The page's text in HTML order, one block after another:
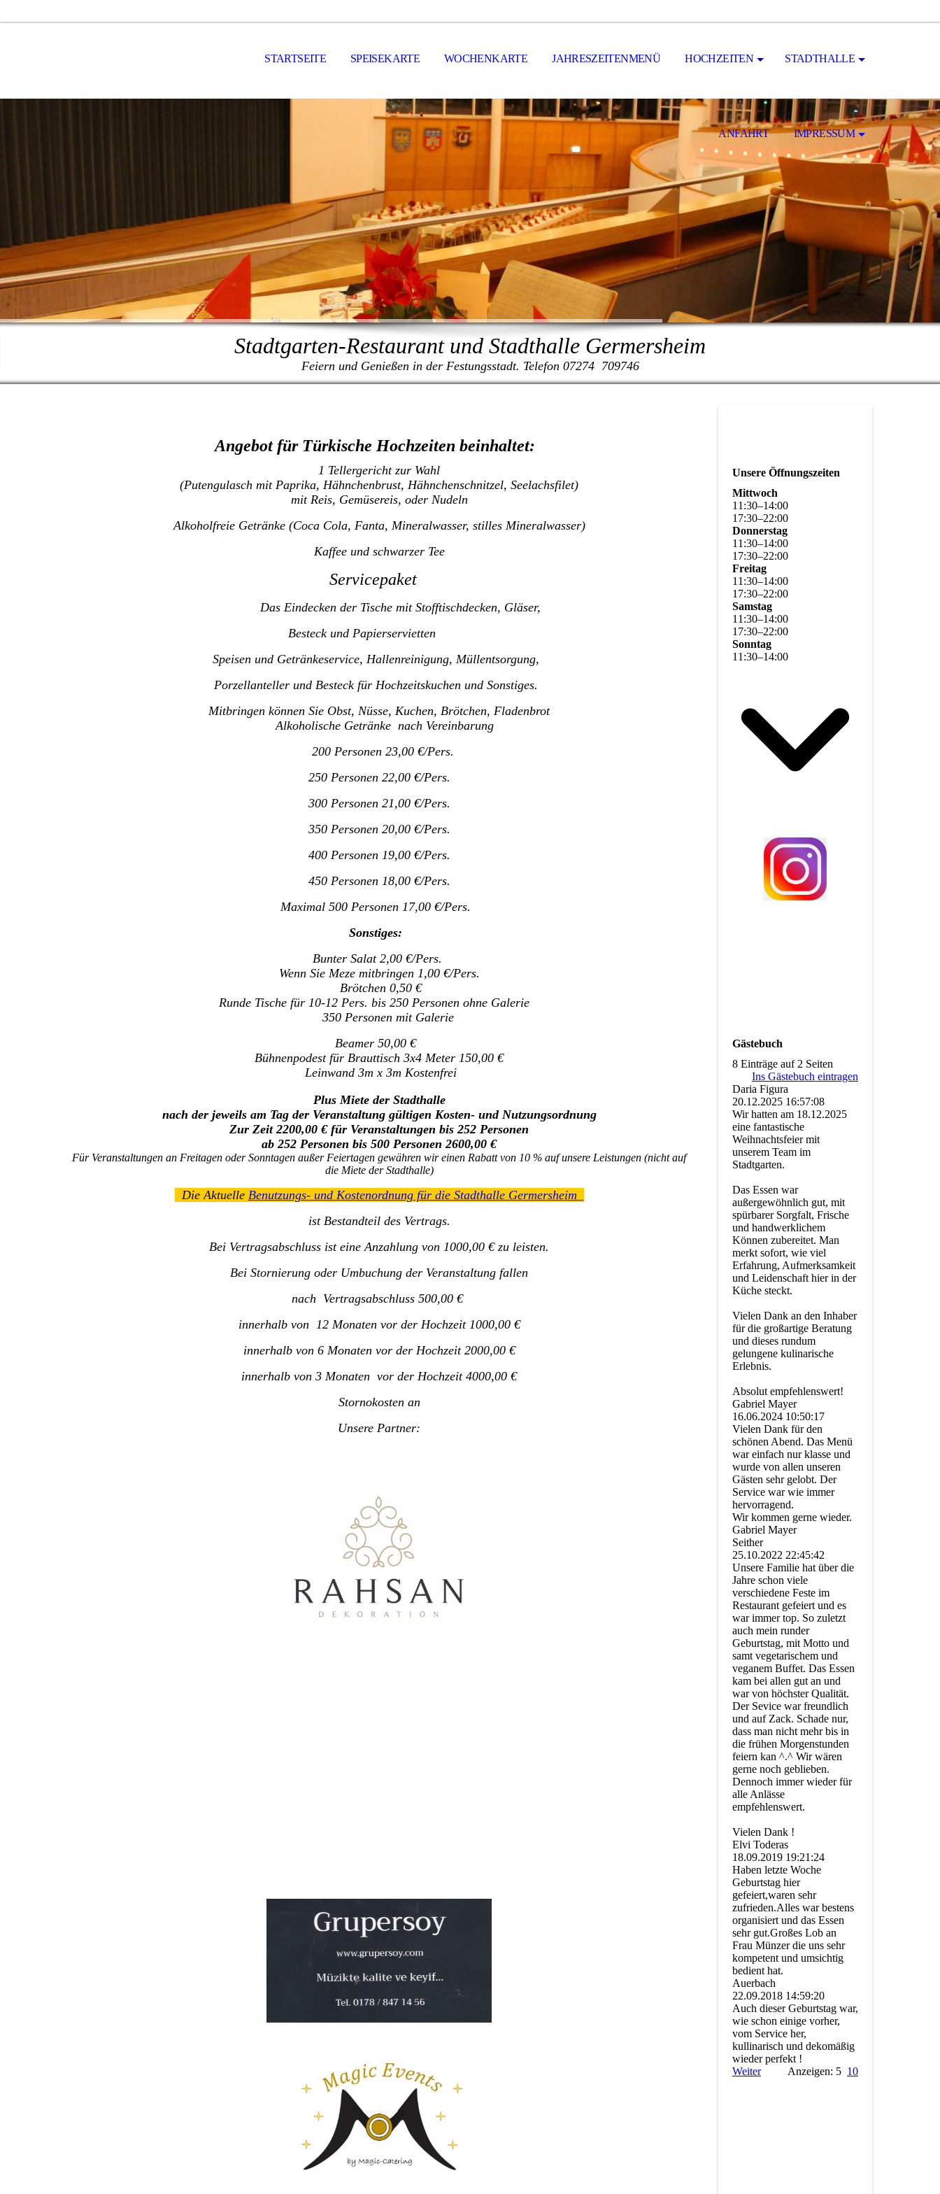
STARTSEITE SPEISEKARTE WOCHENKARTE JAHRESZEITENMENÜ HOCHZEITEN STADTHALLE
ANFAHRT IMPRESSUM
Stadtgarten-Restaurant und Stadthalle Germersheim
Feiern und Genießen in der Festungsstadt. Telefon 07274 709746
Angebot für Türkische Hochzeiten beinhaltet:
1 Tellergericht zur Wahl
(Putengulasch mit Paprika, Hähnchenbrust, Hähnchenschnitzel, Seelachsfilet)
mit Reis, Gemüsereis, oder Nudeln
Alkoholfreie Getränke (Coca Cola, Fanta, Mineralwasser, stilles Mineralwasser)
Kaffee und schwarzer Tee
Servicepaket
Das Eindecken der Tische mit Stofftischdecken, Gläser,
Besteck und Papierservietten
Speisen und Getränkeservice, Hallenreinigung, Müllentsorgung,
Porzellanteller und Besteck für Hochzeitskuchen und Sonstiges.
Mitbringen können Sie Obst, Nüsse, Kuchen, Brötchen, Fladenbrot
Alkoholische Getränke nach Vereinbarung
200 Personen 23,00 €/Pers.
250 Personen 22,00 €/Pers.
300 Personen 21,00 €/Pers.
350 Personen 20,00 €/Pers.
400 Personen 19,00 €/Pers.
450 Personen 18,00 €/Pers.
Maximal 500 Personen 17,00 €/Pers.
Sonstiges:
Bunter Salat 2,00 €/Pers.
Wenn Sie Meze mitbringen 1,00 €/Pers.
Brötchen 0,50 €
Runde Tische für 10-12 Pers. bis 250 Personen ohne Galerie
350 Personen mit Galerie
Beamer 50,00 €
Bühnenpodest für Brauttisch 3x4 Meter 150,00 €
Leinwand 3m x 3m Kostenfrei
Plus Miete der Stadthalle
nach der jeweils am Tag der Veranstaltung gültigen Kosten- und Nutzungsordnung
Zur Zeit 2200,00 € für Veranstaltungen bis 252 Personen
ab 252 Personen bis 500 Personen 2600,00 €
Für Veranstaltungen an Freitagen oder Sonntagen außer Feiertagen gewähren wir einen Rabatt von 10 % auf unsere Leistungen (nicht auf
die Miete der Stadthalle)
Die Aktuelle Benutzungs- und Kostenordnung für die Stadthalle Germersheim
ist Bestandteil des Vertrags.
Bei Vertragsabschluss ist eine Anzahlung von 1000,00 € zu leisten.
Bei Stornierung oder Umbuchung der Veranstaltung fallen
nach Vertragsabschluss 500,00 €
innerhalb von 12 Monaten vor der Hochzeit 1000,00 €
innerhalb von 6 Monaten vor der Hochzeit 2000,00 €
innerhalb von 3 Monaten vor der Hochzeit 4000,00 €
Stornokosten an
Unsere Partner:
Unsere Öffnungszeiten
Mittwoch
11 :30–14:00
17:30–22:00
Donnerstag
11 :30–14:00
17:30–22:00
Freitag
11 :30–14:00
17:30–22:00
Samstag
11 :30–14:00
17:30–22:00
Sonntag
11 :30–14:00
Gästebuch
8 Einträge auf 2 Seiten
Ins Gästebuch eintragen
Daria Figura
20.12.2025 16:57:08
Wir hatten am 18.12.2025
eine fantastische
Weihnachtsfeier mit
unserem Team im
Stadtgarten.
Das Essen war
außergewöhnlich gut, mit
spürbarer Sorgfalt, Frische
und handwerklichem
Können zubereitet. Man
merkt sofort, wie viel
Erfahrung, Aufmerksamkeit
und Leidenschaft hier in der
Küche steckt.
Vielen Dank an den Inhaber
für die großartige Beratung
und dieses rundum
gelungene kulinarische
Erlebnis.
Absolut empfehlenswert!
Gabriel Mayer
16.06.2024 10:50:17
Vielen Dank für den
schönen Abend. Das Menü
war einfach nur klasse und
wurde von allen unseren
Gästen sehr gelobt. Der
Service war wie immer
hervorragend.
Wir kommen gerne wieder.
Gabriel Mayer
Seither
25.10.2022 22:45:42
Unsere Familie hat über die
Jahre schon viele
verschiedene Feste im
Restaurant gefeiert und es
war immer top. So zuletzt
auch mein runder
Geburtstag, mit Motto und
samt vegetarischem und
veganem Buffet. Das Essen
kam bei allen gut an und
war von höchster Qualität.
Der Sevice war freundlich
und auf Zack. Schade nur,
dass man nicht mehr bis in
die frühen Morgenstunden
feiern kan ^.^ Wir wären
gerne noch geblieben.
Dennoch immer wieder für
alle Anlässe
empfehlenswert.
Vielen Dank !
Elvi Toderas
18.09.2019 19:21:24
Haben letzte Woche
Geburtstag hier
gefeiert,waren sehr
zufrieden.Alles war bestens
organisiert und das Essen
sehr gut.Großes Lob an
Frau Münzer die uns sehr
kompetent und umsichtig
bedient hat.
Auerbach
22.09.2018 14:59:20
Auch dieser Geburtstag war,
wie schon einige vorher,
vom Service her,
kullinarisch und dekomäßig
wieder perfekt !
Weiter
Anzeigen: 5 10